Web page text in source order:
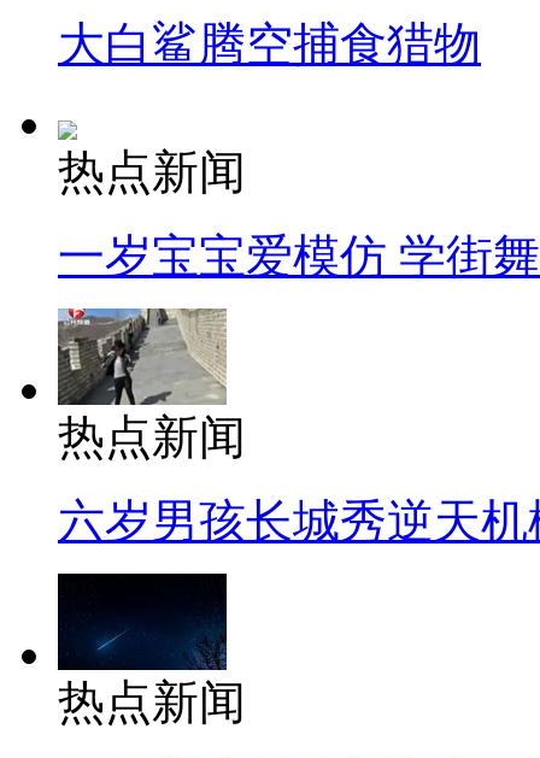
大白鲨腾空捕食猎物
热点新闻
一岁宝宝爱模仿 学街
热点新闻
六岁男孩长城秀逆天机
热点新闻